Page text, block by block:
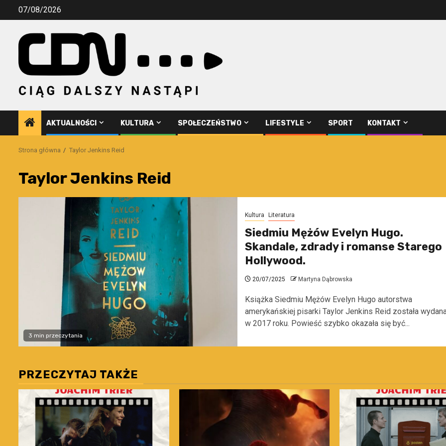
Przejdź07/08/2026
AKTUALNOŚCI KULTURA SPOŁECZEŃSTWO LIFESTYLE SPORT KONTAKT
Strona główna Taylor Jenkins Reid
Taylor Jenkins Reid
3 min przeczytania
Kultura Literatura
Siedmiu Mężów Evelyn Hugo.
Skandale, zdrady i romanse Starego
Hollywood.
20/07/2025 Martyna Dąbrowska
Książka Siedmiu Mężów Evelyn Hugo autorstwa
amerykańskiej pisarki Taylor Jenkins Reid została
w 2017 roku. Powieść szybko okazała się być...
PRZECZYTAJ TAKŻE